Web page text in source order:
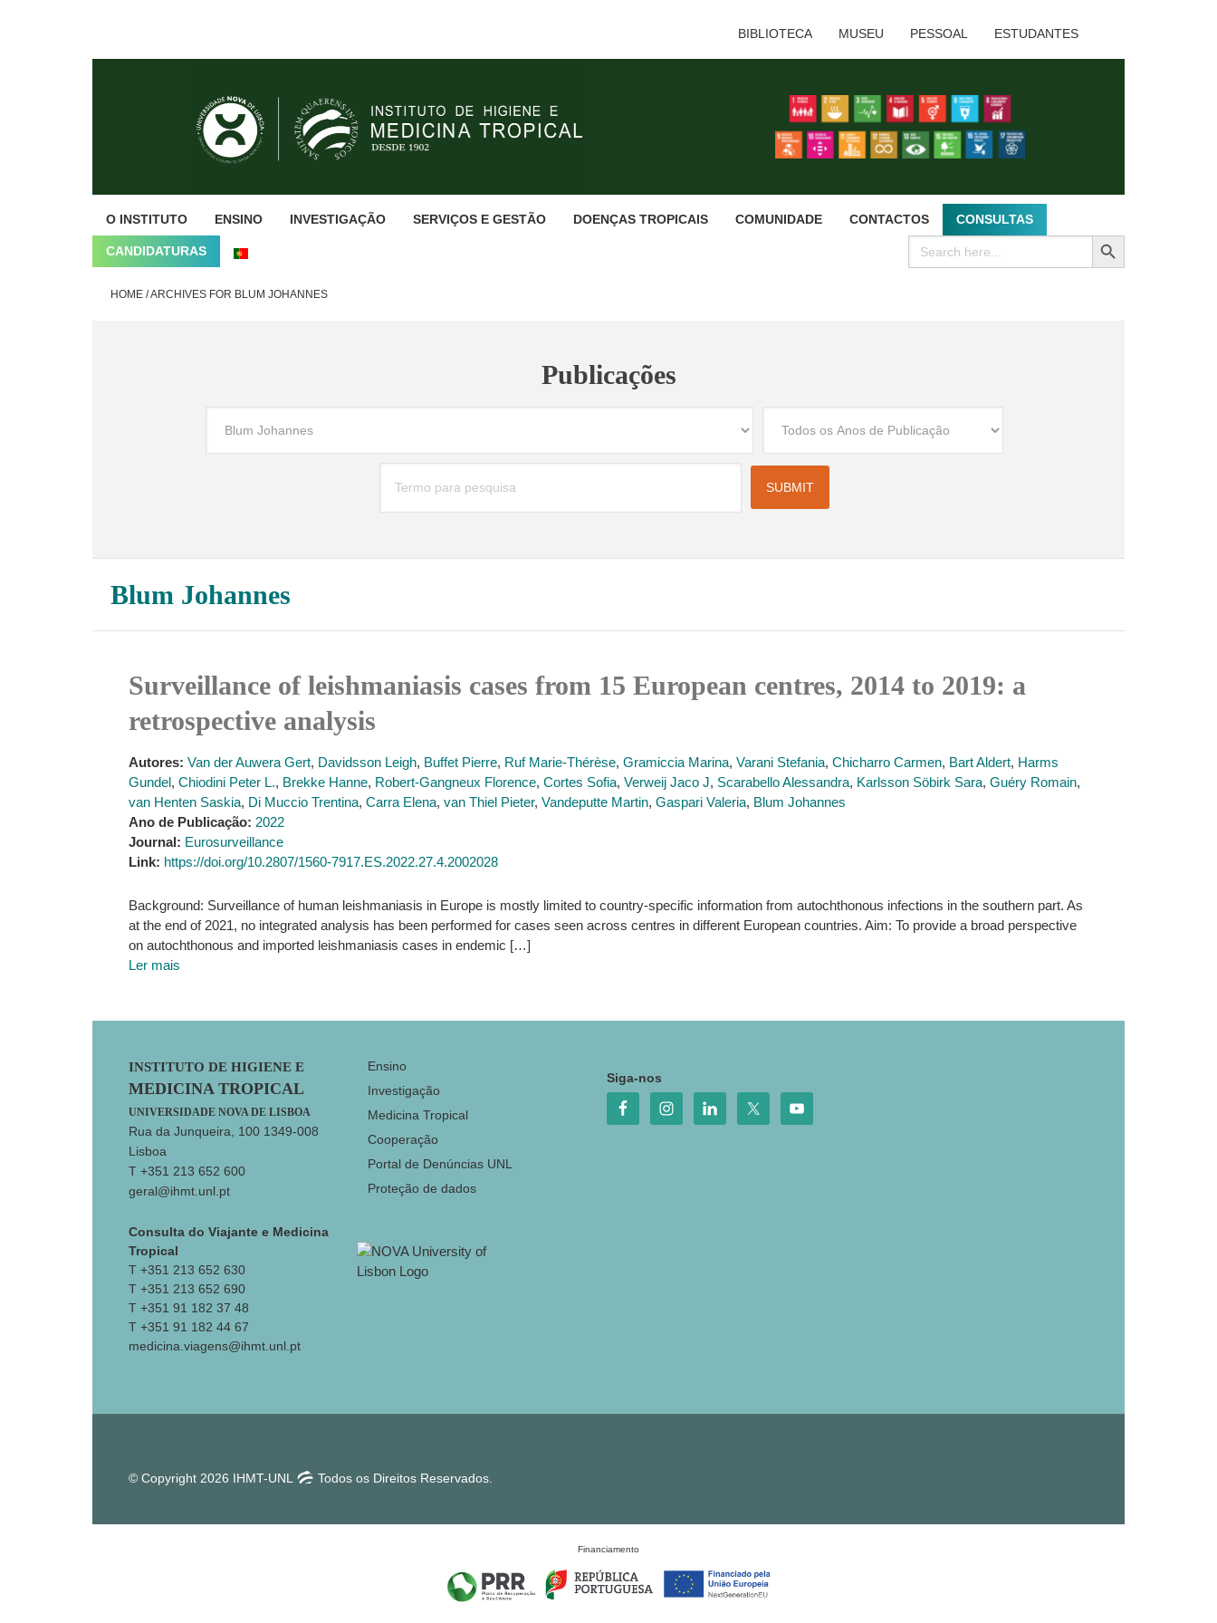
BIBLIOTECA MUSEU PESSOAL ESTUDANTES
O INSTITUTO ENSINO INVESTIGAÇÃO SERVIÇOS E GESTÃO DOENÇAS TROPICAIS COMUNIDADE CONTACTOS CONSULTAS
CANDIDATURAS
Search
for:
SEARCH BUTTON
HOME /ARCHIVES FOR BLUM JOHANNES
Publicações
Blum Johannes
Surveillance of leishmaniasis cases from 15 European centres, 2014 to 2019: a
retrospective analysis
Autores: Van der Auwera Gert, Davidsson Leigh, Buffet Pierre, Ruf Marie-Thérèse, Gramiccia Marina, Varani Stefania, Chicharro Carmen, Bart Aldert, Harms
Gundel, Chiodini Peter L., Brekke Hanne, Robert-Gangneux Florence, Cortes Sofia, Verweij Jaco J, Scarabello Alessandra, Karlsson Söbirk Sara, Guéry Romain,
van Henten Saskia, Di Muccio Trentina, Carra Elena, van Thiel Pieter, Vandeputte Martin, Gaspari Valeria, Blum Johannes
Ano de Publicação: 2022
Journal: Eurosurveillance
Link: https://doi.org/10.2807/1560-7917.ES.2022.27.4.2002028
Background: Surveillance of human leishmaniasis in Europe is mostly limited to country-specific information from autochthonous infections in the southern part. As
at the end of 2021, no integrated analysis has been performed for cases seen across centres in different European countries. Aim: To provide a broad perspective
on autochthonous and imported leishmaniasis cases in endemic […]
Ler mais
Footer
INSTITUTO DE HIGIENE E
MEDICINA TROPICAL
UNIVERSIDADE NOVA DE LISBOA
Rua da Junqueira, 100 1349-008
Lisboa
T +351 213 652 600
geral@ihmt.unl.pt
Consulta do Viajante e Medicina
Tropical
T +351 213 652 630
T +351 213 652 690
T +351 91 182 37 48
T +351 91 182 44 67
medicina.viagens@ihmt.unl.pt
Ensino
Investigação
Medicina Tropical
Cooperação
Portal de Denúncias UNL
Proteção de dados
Siga-nos
© Copyright 2026 IHMT-UNL Todos os Direitos Reservados.
Financiamento